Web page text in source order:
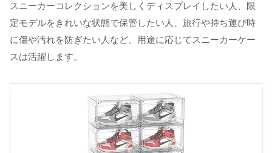
スニーカーコレクションを美しくディスプレイしたい人、限
定モデルをきれいな状態で保管したい人、旅行や持ち運び時
に傷や汚れを防ぎたい人など、用途に応じてスニーカーケー
スは活躍します。